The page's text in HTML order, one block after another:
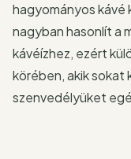
hagyományos kávé
nagyban hasonlít a
kávéízhez, ezért
körében, akik sokat
szenvedélyüket